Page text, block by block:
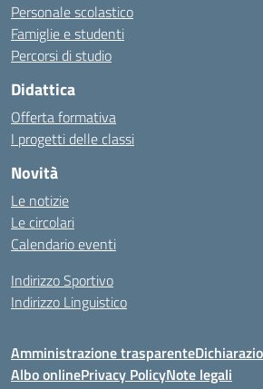
Personale scolastico
Famiglie e studenti
Percorsi di studio
Didattica
Offerta formativa
I progetti delle classi
Novità
Le notizie
Le circolari
Calendario eventi
Indirizzo Sportivo
Indirizzo Linguistico
Amministrazione trasparente
Albo onlinePrivacy PolicyNote legali